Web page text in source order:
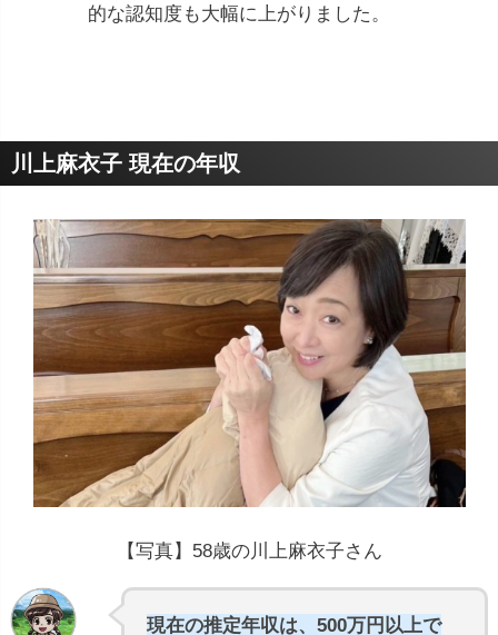
的な認知度も大幅に上がりました。
川上麻衣子 現在の年収
【写真】58歳の川上麻衣子さん
現在の推定年収は、500万円以上で